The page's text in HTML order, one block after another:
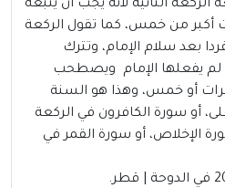
الثانية لأنه يجب أن يتبعه
أكبر من خمس، كما تقول الركعة
بعد سلام الإمام، وتترك
لم يفعلها الإمام ويصطحب
أو خمس، وهذا هو السنة
أو سورة الكافرون في الركعة
الإخلاص، أو سورة القمر في